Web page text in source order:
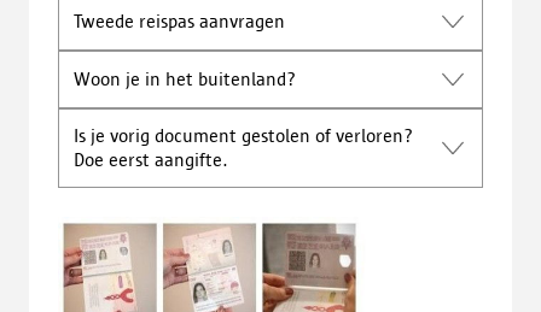
Tweede reispas aanvragen
Woon je in het buitenland?
Is je vorig document gestolen of verloren?
Doe eerst aangifte.